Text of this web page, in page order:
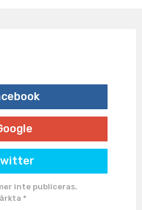
inte publiceras.
*